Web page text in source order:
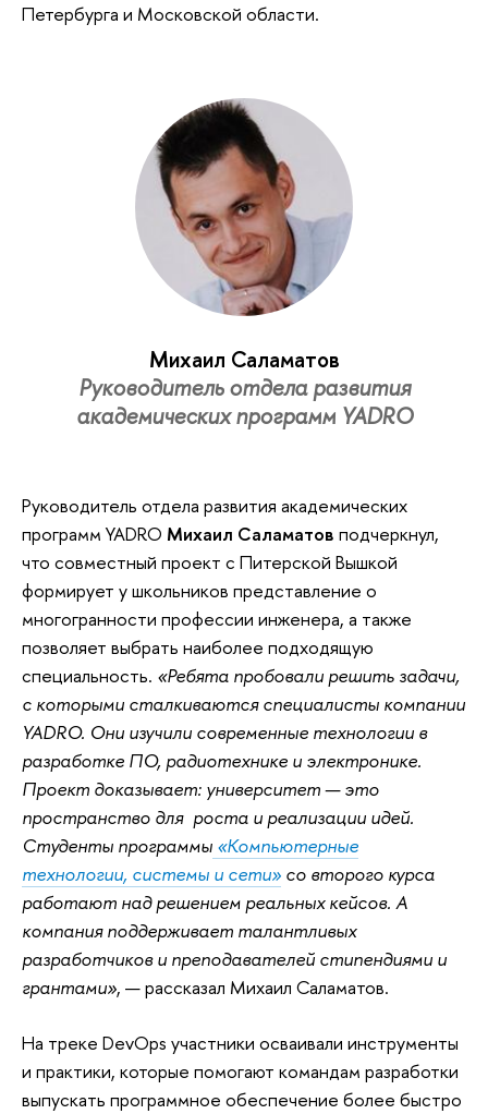
Петербурга и Московской области.
Михаил Саламатов
Руководитель отдела развития
академических программ YADRO
Руководитель отдела развития академических
программ YADRO Михаил Саламатов подчеркнул,
что совместный проект с Питерской Вышкой
формирует у школьников представление о
многогранности профессии инженера, а также
позволяет выбрать наиболее подходящую
специальность. «Ребята пробовали решить задачи,
с которыми сталкиваются специалисты компании
YADRO. Они изучили современные технологии в
разработке ПО, радиотехнике и электронике.
Проект доказывает: университет — это
пространство для роста и реализации идей.
Студенты программы «Компьютерные
технологии, системы и сети» со второго курса
работают над решением реальных кейсов. А
компания поддерживает талантливых
разработчиков и преподавателей стипендиями и
грантами», — рассказал Михаил Саламатов.
На треке DevOps участники осваивали инструменты
и практики, которые помогают командам разработки
выпускать программное обеспечение более быстро